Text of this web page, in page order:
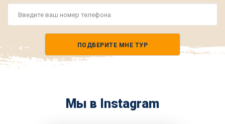
ПОДБЕРИТЕ МНЕ ТУР
Мы в Instagram